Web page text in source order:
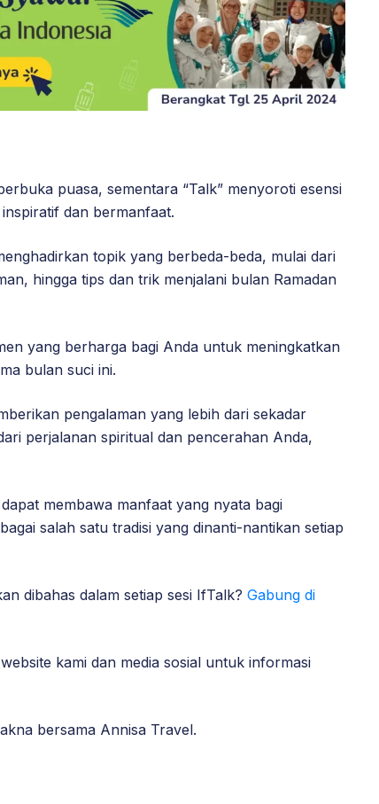
puasa, sementara “Talk” menyoroti esensi
dan bermanfaat.
topik yang berbeda-beda, mulai dari
hingga tips dan trik menjalani bulan Ramadan
yang berharga bagi Anda untuk meningkatkan
bulan suci ini.
pengalaman yang lebih dari sekadar
perjalanan spiritual dan pencerahan Anda,
membawa manfaat yang nyata bagi
salah satu tradisi yang dinanti-nantikan setiap
dibahas dalam setiap sesi IfTalk? Gabung di
kami dan media sosial untuk informasi
bersama Annisa Travel.